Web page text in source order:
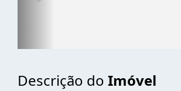
Descrição do Imóvel